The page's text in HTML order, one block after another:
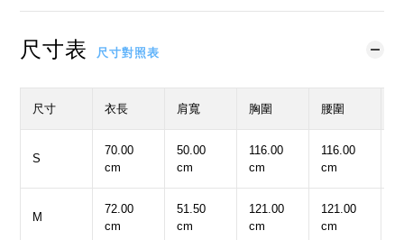
尺寸表 尺寸對照表
尺寸 衣長 肩寬 胸圍 腰圍
S
70.00
cm
50.00
cm
116.00
cm
116.00
cm
M
72.00
cm
51.50
cm
121.00
cm
121.00
cm